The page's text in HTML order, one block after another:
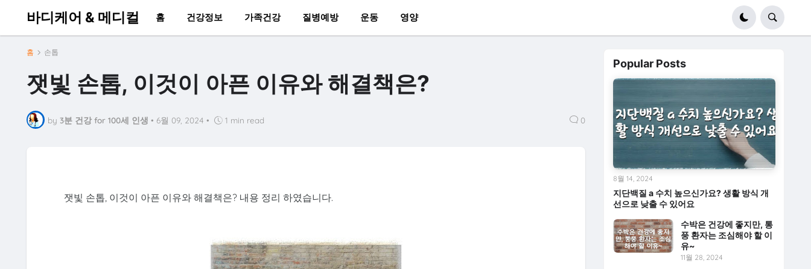
바디케어 & 메디컬 홈 건강정보 가족건강 질병예방 운동 영양
홈 손톱
잿빛 손톱, 이것이 아픈 이유와 해결책은?
by 3분 건강 for 100세 인생 • 6월 09, 2024 • 1 min read 0
잿빛 손톱, 이것이 아픈 이유와 해결책은? 내용 정리 하였습니다.
Popular Posts
지단백질 a 수치 높으신가요? 생활 방식 개
선으로 낮출 수 있어요
8월 14, 2024
수박은 건강에 좋지만, 통
풍 환자는 조심해야 할 이
유~
11월 28, 2024